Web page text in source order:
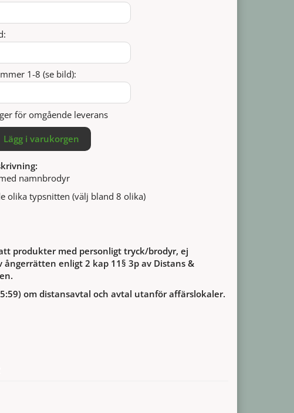
1-8 (se bild):
för omgående leverans
Lägg i varukorgen
namnbrodyr
olika typsnitten (välj bland 8 olika)
produkter med personligt tryck/brodyr, ej
ångerrätten enligt 2 kap 11§ 3p av Distans &
om distansavtal och avtal utanför affärslokaler.